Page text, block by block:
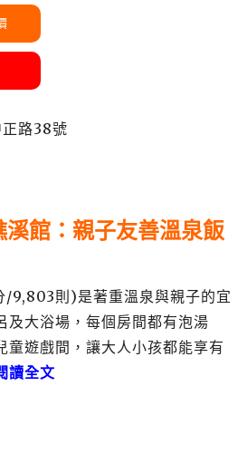
路38號
溪館：親子友善溫泉飯
/9,803則)是著重溫泉與親子的宜
及大浴場，每個房間都有泡湯
童遊戲間，讓大人小孩都能享有
讀全文